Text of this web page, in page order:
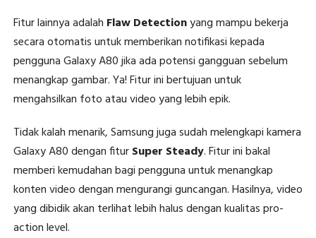
Fitur lainnya adalah Flaw Detectionyang mampu bekerja
secara otomatis untuk memberikan notifikasi kepada
pengguna Galaxy A80 jika ada potensi gangguan sebelum
menangkap gambar. Ya! Fitur ini bertujuan untuk
mengahsilkan foto atau video yang lebih epik.
Tidak kalah menarik, Samsung juga sudah melengkapi kamera
Galaxy A80 dengan fiturSuper Steady. Fitur ini bakal
memberi kemudahan bagi pengguna untuk menangkap
konten video dengan mengurangi guncangan. Hasilnya, video
yang dibidik akan terlihat lebih halus dengan kualitas pro-
action level.